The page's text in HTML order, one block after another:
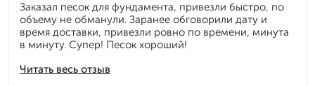
Читать весь отзыв
Заказал песок для фундамента, привезли быстро, по
объему не обманули. Заранее обговорили дату и
время доставки, привезли ровно по времени, минута
в минуту. Супер! Песок хороший!